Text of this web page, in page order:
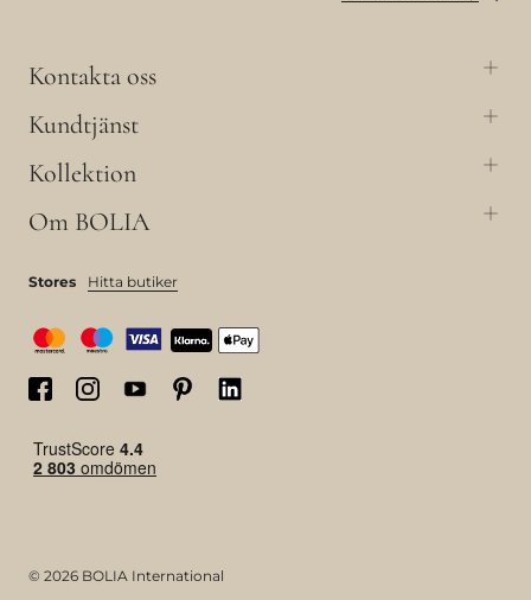
Kontakta oss
Kundtjänst
Kollektion
Om BOLIA
© 2026 BOLIA International
Stores Hitta butiker